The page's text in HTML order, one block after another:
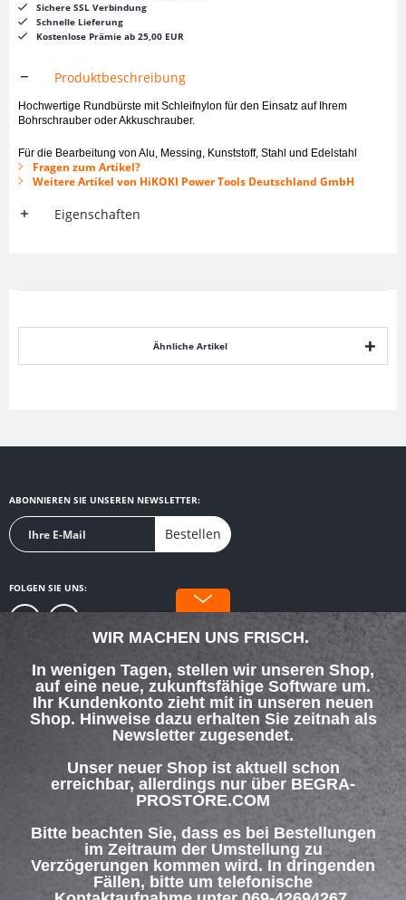
Sichere SSL Verbindung
Schnelle Lieferung
Kostenlose Prämie ab 25,00 EUR
Produktbeschreibung
Hochwertige Rundbürste mit Schleifnylon für den Einsatz auf Ihrem
Bohrschrauber oder Akkuschrauber.
Für die Bearbeitung von Alu, Messing, Kunststoff, Stahl und Edelstahl
Fragen zum Artikel?
Weitere Artikel von HiKOKI Power Tools Deutschland GmbH
Eigenschaften
Ähnliche Artikel
ABONNIEREN SIE UNSEREN NEWSLETTER:
Bestellen
FOLGEN SIE UNS:
WIR MACHEN UNS FRISCH.
In wenigen Tagen, stellen wir unseren Shop,
auf eine neue, zukunftsfähige Software um.
Ihr Kundenkonto zieht mit in unseren neuen
Shop. Hinweise dazu erhalten Sie zeitnah als
Newsletter zugesendet.
Unser neuer Shop ist aktuell schon
erreichbar, allerdings nur über BEGRA-
PROSTORE.COM
Bitte beachten Sie, dass es bei Bestellungen
im Zeitraum der Umstellung zu
Verzögerungen kommen wird. In dringenden
Fällen, bitte um telefonische
SERVICE HOTLINE
INFORMATIONEN
Über uns Hilfe / Support Kontakt
Versand und Zahlungsbedingungen Widerrufsrecht Datenschutz